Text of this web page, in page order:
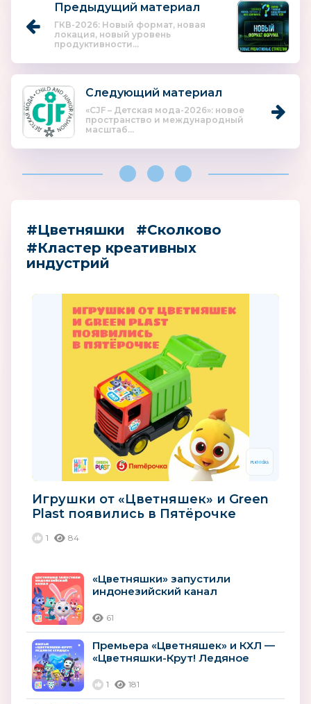
Предыдущий материал
ГКВ-2026: Новый формат, новая
локация, новый уровень
продуктивности...
Следующий материал
«CJF – Детская мода-2026»: новое
пространство и международный
масштаб...
#Цветняшки
#Сколково
#Кластер креативных
индустрий
Игрушки от «Цветняшек» и Green
Plast появились в Пятёрочке
1 84
«Цветняшки» запустили
индонезийский канал
61
Премьера «Цветняшек» и КХЛ —
«Цветняшки-Крут! Ледяное
1 181